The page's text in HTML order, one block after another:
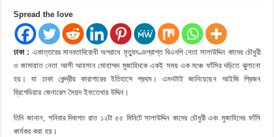
Spread the love
ঢাকা : একাত্তরের মানবতাবিরোধী অপরাধে মৃত্যুদণ্ডপ্রাপ্ত বিএনপি নেতা সালাউদ্দিন কাদের চৌধুরী
ও জামায়াত নেতা আলী আহসান মোহাম্মদ মুজাহিদকে একই সময় এক মঞ্চে ফাঁসির দড়িতে ঝুলানো
হয়। যা ঢাকা কেন্দ্রীয় কারাগারের ইতিহাসে প্রথম। এমনটাই জানিয়েছেন আইজি প্রিজন
ব্রিগেডিয়ার জেনারেল সৈয়দ ইফতেখার উদ্দিন।
তিনি জানান, শনিবার দিবাগত রাত ১২টা ৫৫ মিনিটে সালাউদ্দিন কাদের চৌধুরী এবং মুজাহিদের ফাঁসি
কার্যকর করা হয়।